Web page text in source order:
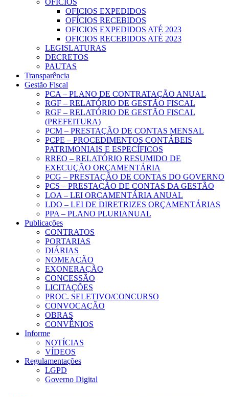
OFICIOS
OFICIOS EXPEDIDOS
OFÍCIOS RECEBIDOS
OFICIOS EXPEDIDOS ATÉ 2023
OFICIOS RECEBIDOS ATÉ 2023
LEGISLATURAS
DECRETOS
PAUTAS
Transparência
Gestão Fiscal
PCA – PLANO DE CONTRATAÇÃO ANUAL
RGF – RELATÓRIO DE GESTÃO FISCAL
RGF – RELATÓRIO DE GESTÃO FISCAL
(PREFEITURA)
PCM – PRESTAÇÃO DE CONTAS MENSAL
PCPE – PROCEDIMENTOS CONTÁBEIS
PATRIMONIAIS E ESPECÍFICOS
RREO – RELATÓRIO RESUMIDO DE
EXECUÇÃO ORÇAMENTÁRIA
PCG – PRESTAÇÃO DE CONTAS DO GOVERNO
PCS – PRESTAÇÃO DE CONTAS DA GESTÃO
LOA – LEI ORÇAMENTÁRIA ANUAL
LDO – LEI DE DIRETRIZES ORÇAMENTÁRIAS
PPA – PLANO PLURIANUAL
Publicações
CONTRATOS
PORTARIAS
DIÁRIAS
NOMEAÇÃO
EXONERAÇÃO
CONCESSÃO
LICITAÇÕES
PROC. SELETIVO/CONCURSO
CONVOCAÇÃO
OBRAS
CONVÊNIOS
Informe
NOTÍCIAS
VÍDEOS
Regulamentações
LGPD
Governo Digital